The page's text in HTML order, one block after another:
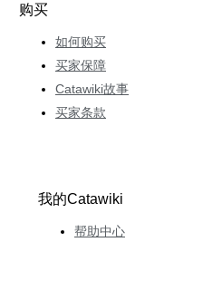
购买
如何购买
买家保障
Catawiki故事
买家条款
我的Catawiki
帮助中心